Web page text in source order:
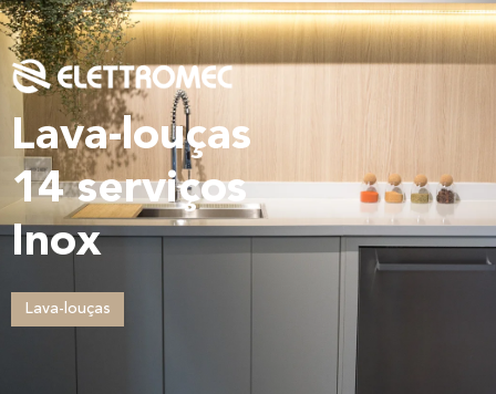
Lava-louças
14 serviços
Inox
Lava-louças